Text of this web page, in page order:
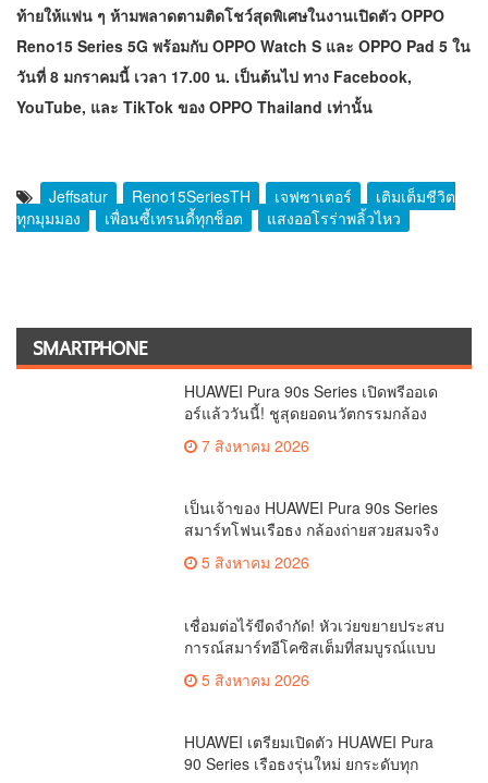
ท้ายให้แฟน ๆ ห้ามพลาดตามติดโชว์สุดพิเศษในงานเปิดตัว OPPO
Reno15 Series 5G พร้อมกับ OPPO Watch S และ OPPO Pad 5 ใน
วันที่ 8 มกราคมนี้ เวลา 17.00 น. เป็นต้นไป ทาง Facebook,
YouTube, และ TikTok ของ OPPO Thailand เท่านั้น
Jeffsatur Reno15SeriesTH เจฟซาเตอร์
เติมเต็มชีวิต
ทุกมุมมอง
เพื่อนซี้เทรนดี้ทุกช็อต แสงออโรร่าพลิ้วไหว
SMARTPHONE
HUAWEI Pura 90s Series เปิดพรีออเด
อร์แล้ววันนี้! ชูสุดยอดนวัตกรรมกล้อง
พร้อม AI อัจฉริยะและ 5G Advanced
7 สิงหาคม 2026
เป็นเจ้าของ HUAWEI Pura 90s Series
สมาร์ทโฟนเรือธง กล้องถ่ายสวยสมจริง
ทุกระยะ พร้อมของสมนาคุณและสิทธิ
พิเศษสุดคุ้มห้ามพลาด
5 สิงหาคม 2026
เชื่อมต่อไร้ขีดจำกัด! หัวเว่ยขยายประสบ
การณ์สมาร์ทอีโคซิสเต็มที่สมบูรณ์แบบ
AppGallery
5 สิงหาคม 2026
HUAWEI เตรียมเปิดตัว HUAWEI Pura
90 Series เรือธงรุ่นใหม่ ยกระดับทุก